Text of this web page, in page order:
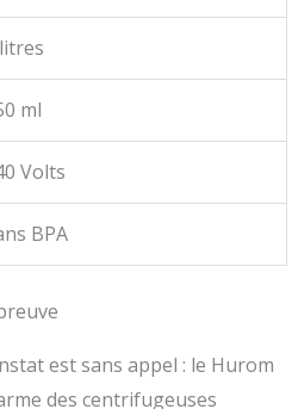
ml
Volts
BPA
est sans appel : le Hurom
des centrifugeuses